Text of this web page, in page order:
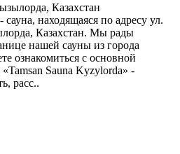
Казахстан
находящаяся по адресу ул.
Казахстан. Мы рады
нашей сауны из города
ознакомиться с основной
Sauna Kyzylorda» -
расс..